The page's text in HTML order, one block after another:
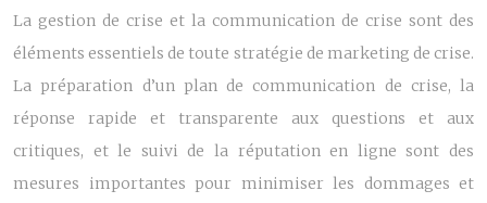
La gestion de crise et la communication de crise sont des
éléments essentiels de toute stratégie de marketing de crise.
La préparation d’un plan de communication de crise, la
réponse rapide et transparente aux questions et aux
critiques, et le suivi de la réputation en ligne sont des
mesures importantes pour minimiser les dommages et